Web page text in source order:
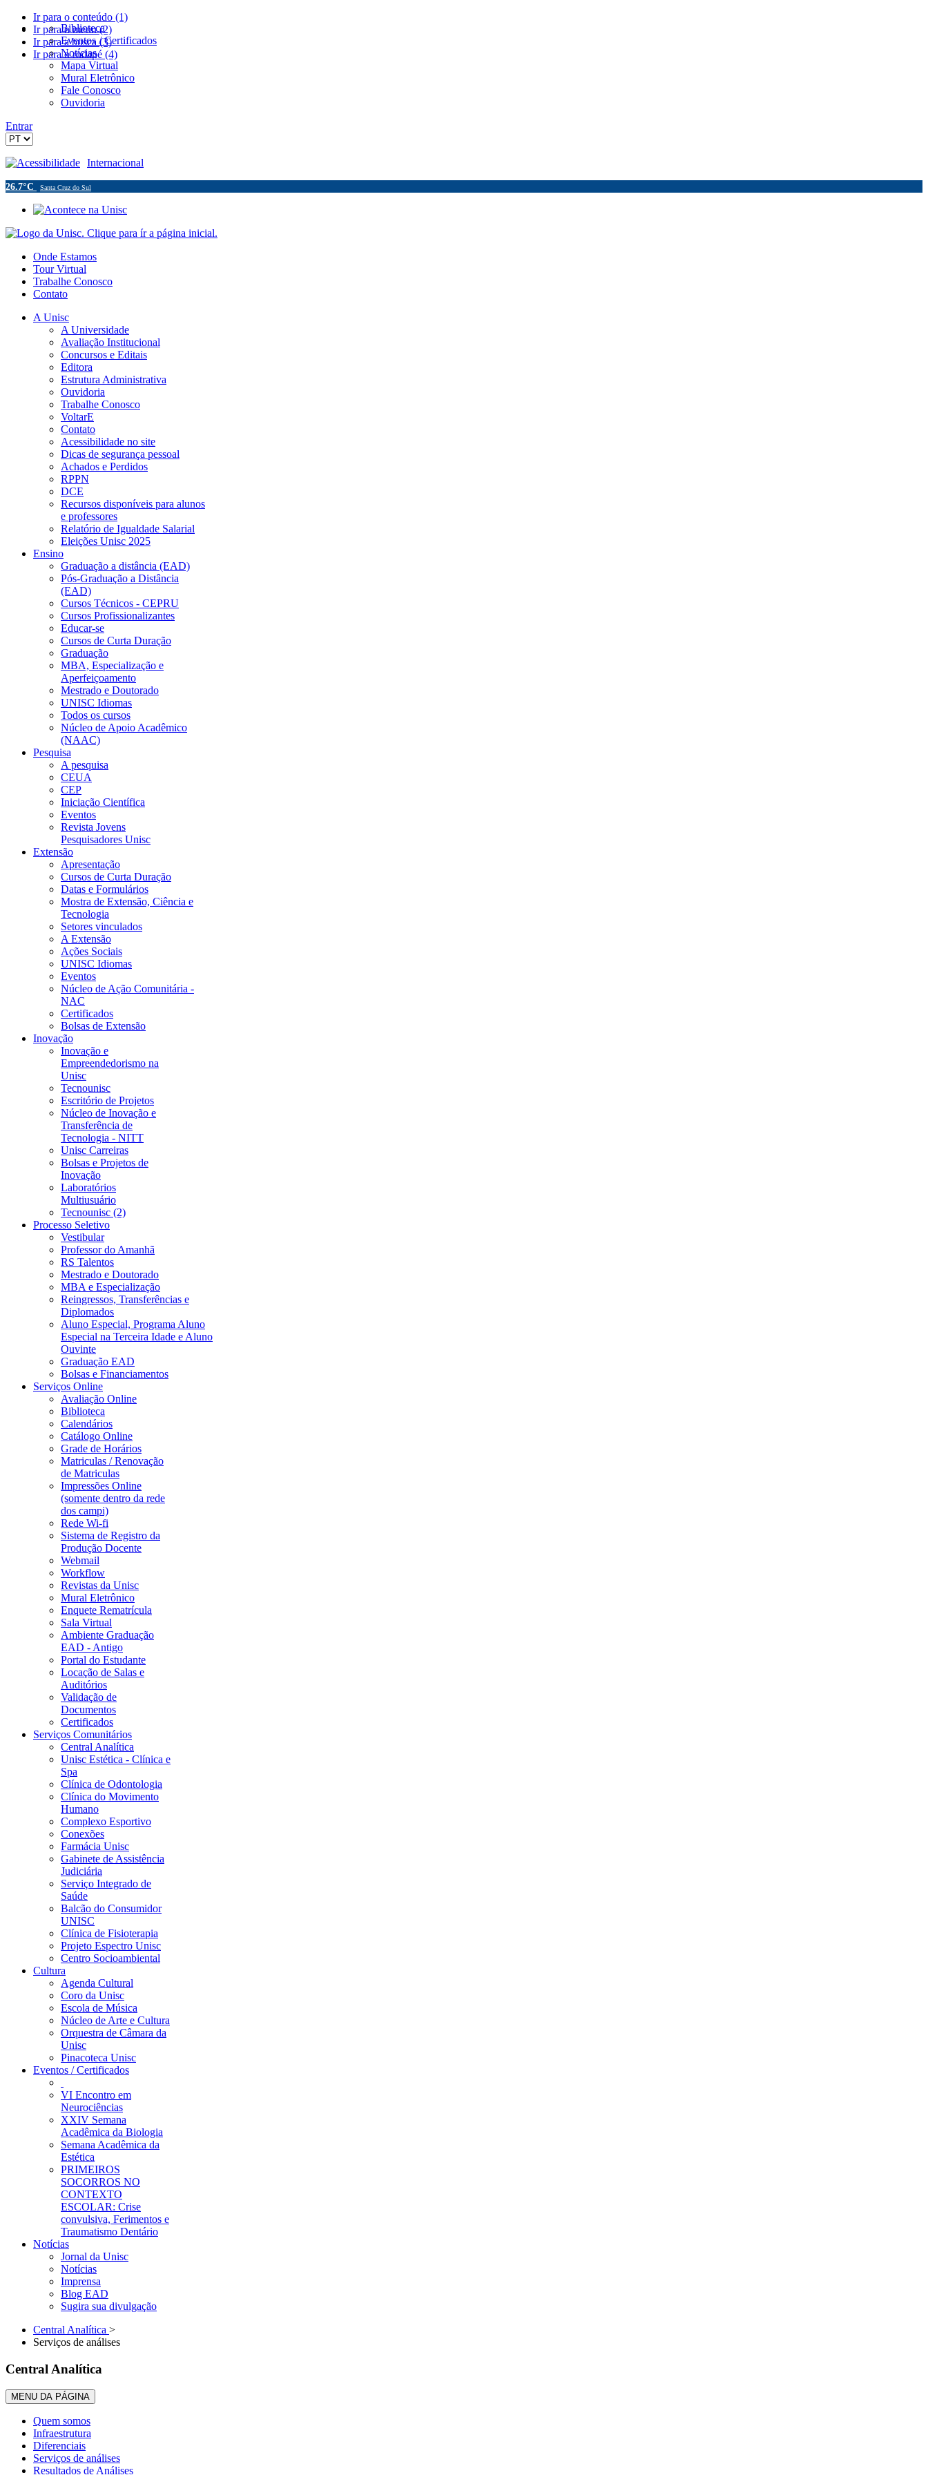
Ir para o conteúdo (1)
Ir para o menu (2)
Ir para a busca (3)
Ir para o rodapé (4)
Biblioteca
Eventos / Certificados
Notícias
Mapa Virtual
Mural Eletrônico
Fale Conosco
Ouvidoria
Entrar
Acessibilidade Internacional
26.7°C Santa Cruz do Sul
Onde Estamos
Tour Virtual
Trabalhe Conosco
Contato
A Unisc
A Universidade
Avaliação Institucional
Concursos e Editais
Editora
Estrutura Administrativa
Ouvidoria
Trabalhe Conosco
VoltarE
Contato
Acessibilidade no site
Dicas de segurança pessoal
Achados e Perdidos
RPPN
DCE
Recursos disponíveis para alunos
e professores
Relatório de Igualdade Salarial
Eleições Unisc 2025
Ensino
Graduação a distância (EAD)
Pós-Graduação a Distância
(EAD)
Cursos Técnicos - CEPRU
Cursos Profissionalizantes
Educar-se
Cursos de Curta Duração
Graduação
MBA, Especialização e
Aperfeiçoamento
Mestrado e Doutorado
UNISC Idiomas
Todos os cursos
Núcleo de Apoio Acadêmico
(NAAC)
Pesquisa
A pesquisa
CEUA
CEP
Iniciação Científica
Eventos
Revista Jovens
Pesquisadores Unisc
Extensão
Apresentação
Cursos de Curta Duração
Datas e Formulários
Mostra de Extensão, Ciência e
Tecnologia
Setores vinculados
A Extensão
Ações Sociais
UNISC Idiomas
Eventos
Núcleo de Ação Comunitária -
NAC
Certificados
Bolsas de Extensão
Inovação
Inovação e
Empreendedorismo na
Unisc
Tecnounisc
Escritório de Projetos
Núcleo de Inovação e
Transferência de
Tecnologia - NITT
Unisc Carreiras
Bolsas e Projetos de
Inovação
Laboratórios
Multiusuário
Tecnounisc (2)
Processo Seletivo
Vestibular
Professor do Amanhã
RS Talentos
Mestrado e Doutorado
MBA e Especialização
Reingressos, Transferências e
Diplomados
Aluno Especial, Programa Aluno
Especial na Terceira Idade e Aluno
Ouvinte
Graduação EAD
Bolsas e Financiamentos
Serviços Online
Avaliação Online
Biblioteca
Calendários
Catálogo Online
Grade de Horários
Matriculas / Renovação
de Matriculas
Impressões Online
(somente dentro da rede
dos campi)
Rede Wi-fi
Sistema de Registro da
Produção Docente
Webmail
Workflow
Revistas da Unisc
Mural Eletrônico
Enquete Rematrícula
Sala Virtual
Ambiente Graduação
EAD - Antigo
Portal do Estudante
Locação de Salas e
Auditórios
Validação de
Documentos
Certificados
Serviços Comunitários
Central Analítica
Unisc Estética - Clínica e
Spa
Clínica de Odontologia
Clínica do Movimento
Humano
Complexo Esportivo
Conexões
Farmácia Unisc
Gabinete de Assistência
Judiciária
Serviço Integrado de
Saúde
Balcão do Consumidor
UNISC
Clínica de Fisioterapia
Projeto Espectro Unisc
Centro Socioambiental
Cultura
Agenda Cultural
Coro da Unisc
Escola de Música
Núcleo de Arte e Cultura
Orquestra de Câmara da
Unisc
Pinacoteca Unisc
Eventos / Certificados
VI Encontro em
Neurociências
XXIV Semana
Acadêmica da Biologia
Semana Acadêmica da
Estética
PRIMEIROS
SOCORROS NO
CONTEXTO
ESCOLAR: Crise
convulsiva, Ferimentos e
Traumatismo Dentário
Notícias
Jornal da Unisc
Notícias
Imprensa
Blog EAD
Sugira sua divulgação
Central Analítica >
Serviços de análises
Central Analítica
MENU DA PÁGINA
Quem somos
Infraestrutura
Diferenciais
Serviços de análises
Resultados de Análises